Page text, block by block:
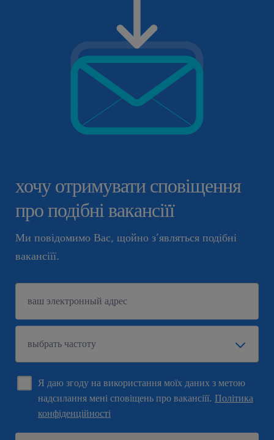
хочу отримувати сповіщення
про подібні вакансіїї
Ми повідомимо Вас, щойно з’являться подібні
вакансіїї.
Я даю згоду на використання моїх даних з метою
надсилання мені сповіщень про вакансіїї. Політика
конфіденційності